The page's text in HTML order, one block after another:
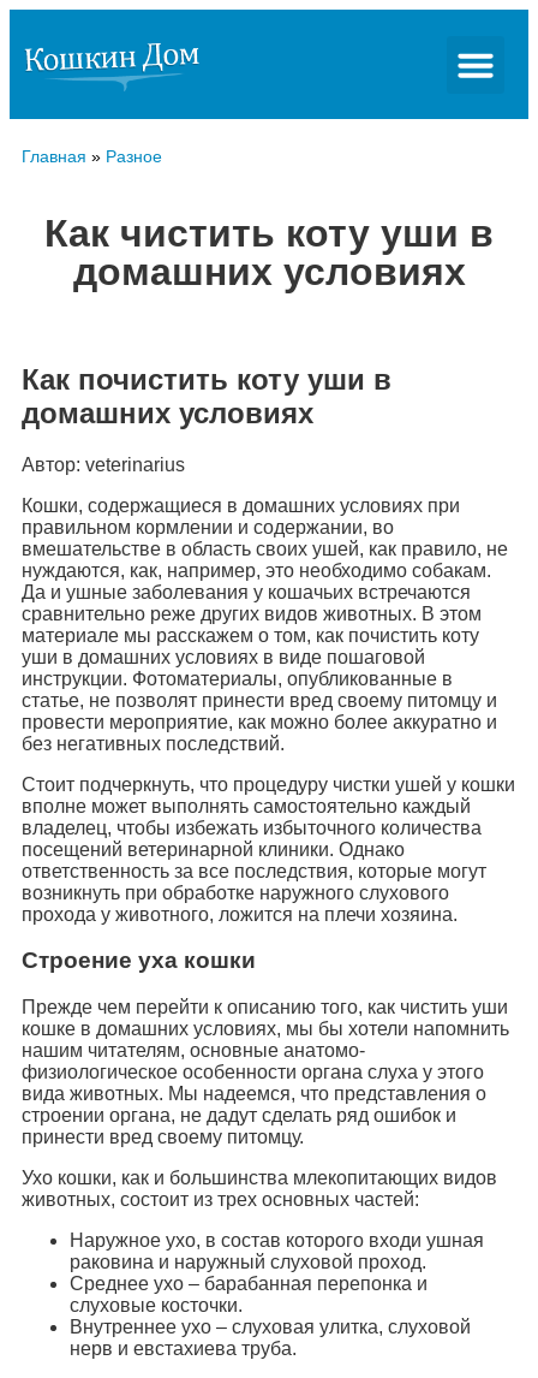
Главная » Разное
Как чистить коту уши в
домашних условиях
Как почистить коту уши в
домашних условиях
Автор: veterinarius
Кошки, содержащиеся в домашних условиях при
правильном кормлении и содержании, во
вмешательстве в область своих ушей, как правило, не
нуждаются, как, например, это необходимо собакам.
Да и ушные заболевания у кошачьих встречаются
сравнительно реже других видов животных. В этом
материале мы расскажем о том, как почистить коту
уши в домашних условиях в виде пошаговой
инструкции. Фотоматериалы, опубликованные в
статье, не позволят принести вред своему питомцу и
провести мероприятие, как можно более аккуратно и
без негативных последствий.
Стоит подчеркнуть, что процедуру чистки ушей у кошки
вполне может выполнять самостоятельно каждый
владелец, чтобы избежать избыточного количества
посещений ветеринарной клиники. Однако
ответственность за все последствия, которые могут
возникнуть при обработке наружного слухового
прохода у животного, ложится на плечи хозяина.
Строение уха кошки
Прежде чем перейти к описанию того, как чистить уши
кошке в домашних условиях, мы бы хотели напомнить
нашим читателям, основные анатомо-
физиологическое особенности органа слуха у этого
вида животных. Мы надеемся, что представления о
строении органа, не дадут сделать ряд ошибок и
принести вред своему питомцу.
Ухо кошки, как и большинства млекопитающих видов
животных, состоит из трех основных частей:
Наружное ухо, в состав которого входи ушная
раковина и наружный слуховой проход.
Среднее ухо – барабанная перепонка и
слуховые косточки.
Внутреннее ухо – слуховая улитка, слуховой
нерв и евстахиева труба.